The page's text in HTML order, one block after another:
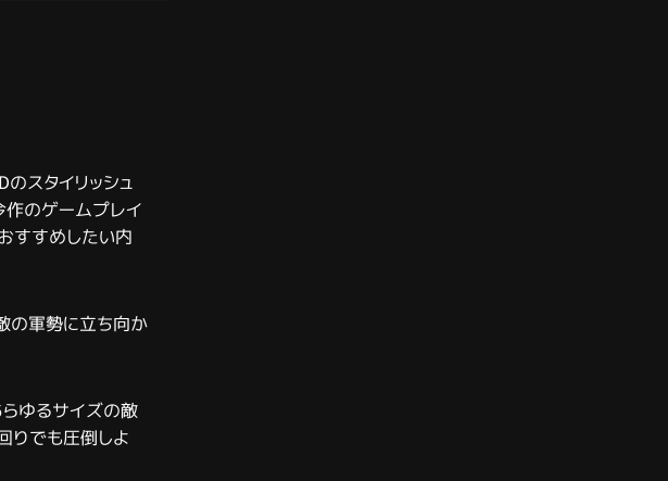
スタイリッシュ
作のゲームプレイ
すすめしたい内
の軍勢に立ち向か
ゆるサイズの敵
りでも圧倒しよ